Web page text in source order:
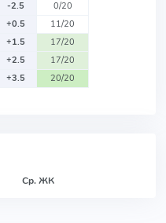
-2.5
0/20
+0.5
11/20
+1.5
17/20
+2.5
17/20
+3.5
20/20
Ср. ЖК